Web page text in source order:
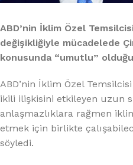
ABD’nin İklim Özel
değişikliğiyle mücadelede
konusunda “umutlu”
ABD’nin İklim Özel
ikili ilişkisini etkileyen uzun
anlaşmazlıklara rağmen
etmek için birlikte
söyledi.